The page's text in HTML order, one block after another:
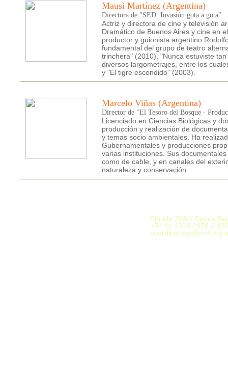
Mausi Martínez (Argentina)
Directora de "SED: Invasión gota a gota"
Actriz y directora de cine y televisión
Dramático de Buenos Aires y cine en
productor y guionista argentino
fundamental del grupo de teatro
trinchera" (2010), "Nunca estuviste
diversos largometrajes, entre los
y "El tigre escondido" (2003).
Marcelo Viñas (Argentina)
Director de "El Tesoro del Bosque -
Licenciado en Ciencias Biológicas y
producción y realización de
y temas socio ambientales. Ha
Gubernamentales y producciones
varias instituciones. Sus
como de cable, y en canales del
naturaleza y conservación.
Florida 274 // Planta
+54 11 4328.2978 //